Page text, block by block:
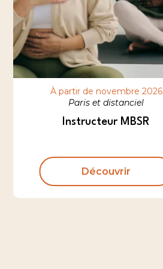
À partir de novembre 2026
Paris et distanciel
Instructeur MBSR
Découvrir